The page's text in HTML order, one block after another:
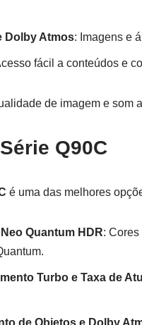
Dolby Atmos: Imagens e
fácil a conteúdos e
de imagem e
Q90C
é uma das melhores
Quantum HDR:
Turbo e Taxa de
de Objetos e Dolby